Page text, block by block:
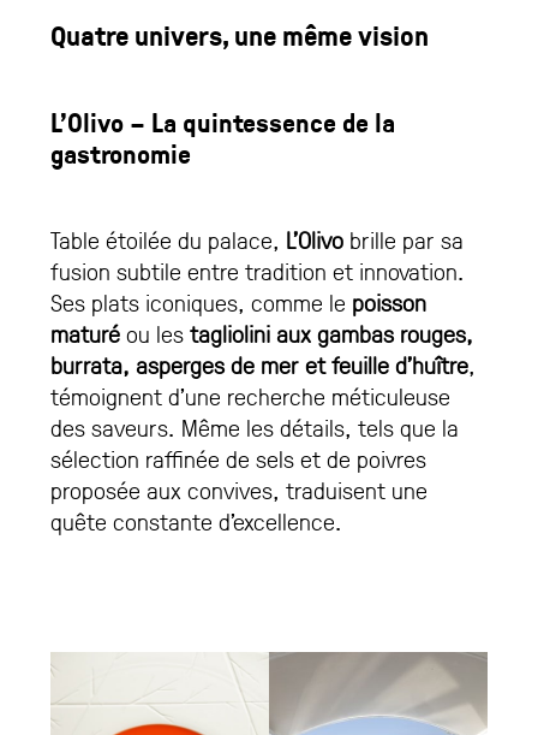
Quatre univers, une même vision
L’Olivo – La quintessence de la
gastronomie
Table étoilée du palace, L’Olivo brille par sa
fusion subtile entre tradition et innovation.
Ses plats iconiques, comme le poisson
maturéou lestagliolini aux gambas rouges,
burrata, asperges de mer et feuille d’huître,
témoignent d’une recherche méticuleuse
des saveurs. Même les détails, tels que la
sélection raffinée de sels et de poivres
proposée aux convives, traduisent une
quête constante d’excellence.